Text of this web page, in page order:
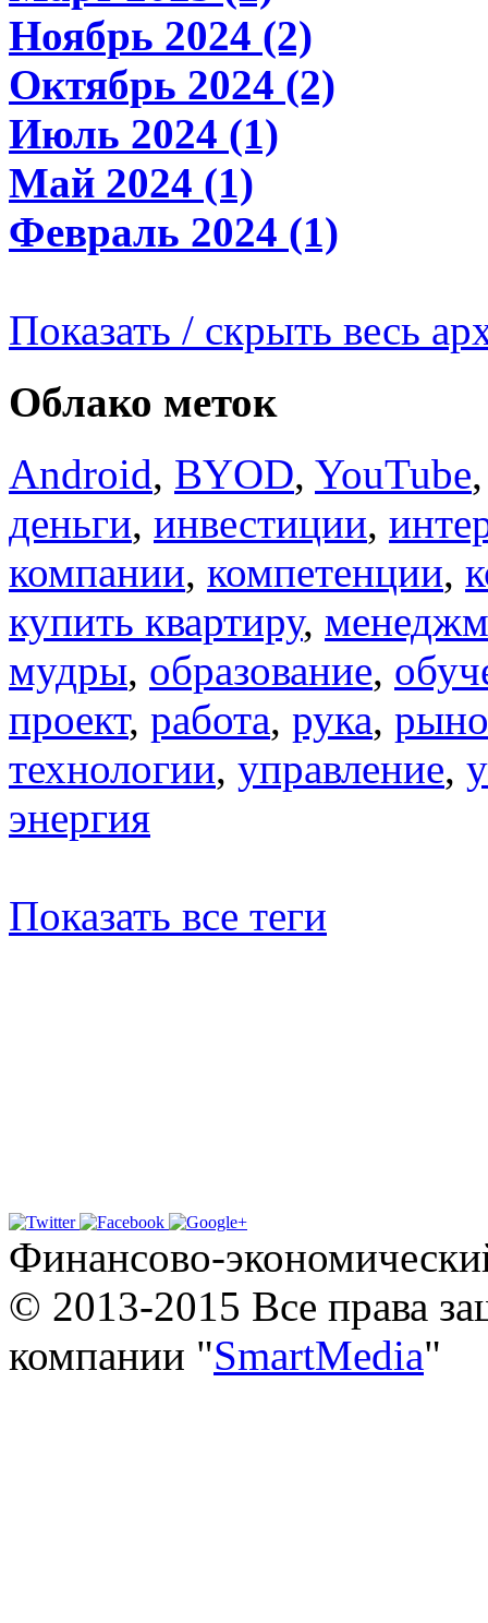
Ноябрь 2024 (2)
Октябрь 2024 (2)
Июль 2024 (1)
Май 2024 (1)
Февраль 2024 (1)
Показать / скрыть весь
Облако меток
Android, BYOD, YouTube
деньги, инвестиции,
компании, компетенции,
купить квартиру,
мудры, образование,
проект, работа, рука,
технологии, управление,
энергия
Показать все теги
Финансово-
© 2013-2015 Все права
компании "SmartMedia"